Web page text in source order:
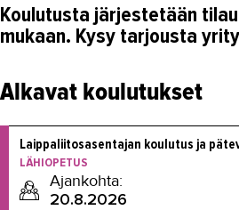
Koulutusta järjestetään
mukaan. Kysy tarjousta
Alkavat koulutukset
Laippaliitosasentajan koulutus ja
LÄHIOPETUS
Ajankohta:
20.8.2026